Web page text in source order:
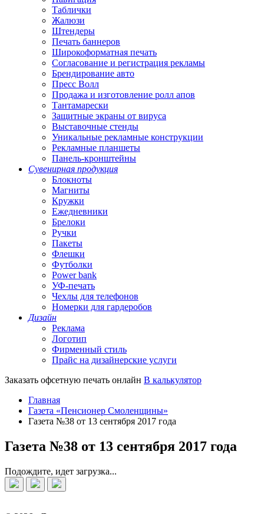
Таблички
Жалюзи
Штендеры
Печать баннеров
Широкоформатная печать
Согласование и регистрация рекламы
Брендирование авто
Пресс Волл
Продажа и изготовление ролл апов
Тантамарески
Защитные экраны от вируса
Выставочные стенды
Уникальные рекламные конструкции
Рекламные планшеты
Панель-кронштейны
Сувенирная продукция
Блокноты
Магниты
Кружки
Ежедневники
Брелоки
Ручки
Пакеты
Флешки
Футболки
Power bank
УФ-печать
Чехлы для телефонов
Номерки для гардеробов
Дизайн
Реклама
Логотип
Фирменный стиль
Прайс на дизайнерские услуги
Заказать офсетную печать онлайн В калькулятор
Главная
Газета «Пенсионер Смоленщины»
Газета №38 от 13 сентября 2017 года
Газета №38 от 13 сентября 2017 года
Подождите, идет загрузка...